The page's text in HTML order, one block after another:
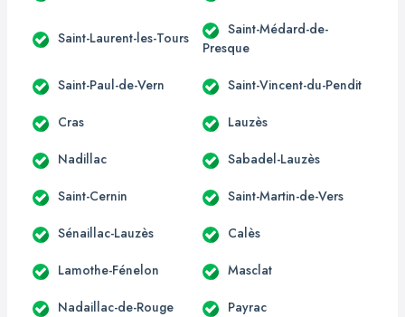
Saint-Laurent-les-Tours
Saint-Médard-de-
Presque
Saint-Paul-de-Vern Saint-Vincent-du-Pendit
Cras Lauzès
Nadillac Sabadel-Lauzès
Saint-Cernin Saint-Martin-de-Vers
Sénaillac-Lauzès Calès
Lamothe-Fénelon Masclat
Nadaillac-de-Rouge Payrac